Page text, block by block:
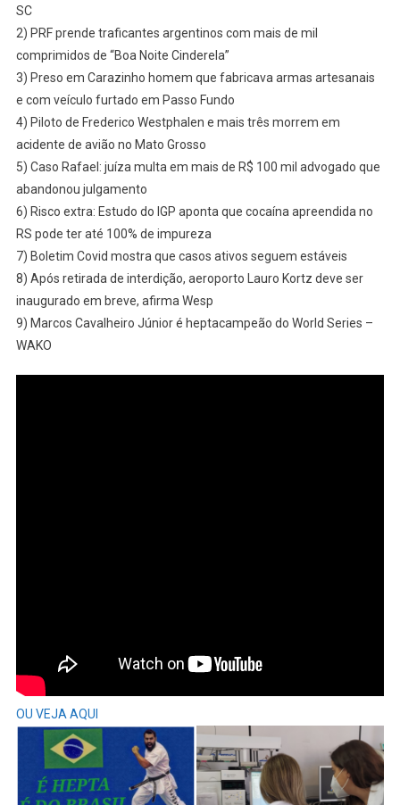
–
ARIEL
COM
DE
FUNDO/RS
REGIÃO
–
As
SC
2) PRF prende traficantes argentinos com mais de mil
comprimidos de “Boa Noite Cinderela”
3) Preso em Carazinho homem que fabricava armas artesanais
e com veículo furtado em Passo Fundo
4) Piloto de Frederico Westphalen e mais três morrem em
acidente de avião no Mato Grosso
5) Caso Rafael: juíza multa em mais de R$ 100 mil advogado que
abandonou julgamento
6) Risco extra: Estudo do IGP aponta que cocaína apreendida no
RS pode ter até 100% de impureza
7) Boletim Covid mostra que casos ativos seguem estáveis
8) Após retirada de interdição, aeroporto Lauro Kortz deve ser
inaugurado em breve, afirma Wesp
9) Marcos Cavalheiro Júnior é heptacampeão do World Series –
WAKO
OU VEJA AQUI